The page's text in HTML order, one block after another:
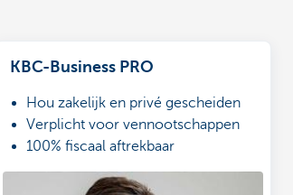
KBC-Business PRO
Hou zakelijk en privé gescheiden
Verplicht voor vennootschappen
100% fiscaal aftrekbaar